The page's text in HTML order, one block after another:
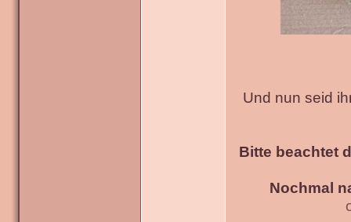
Und nun seid
Bitte beachtet
Nochmal